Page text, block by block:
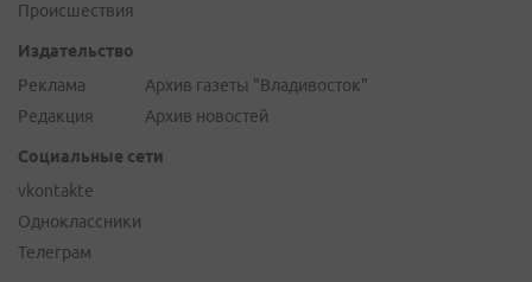
Происшествия
Издательство
Реклама
Редакция
Архив газеты "Владивосток"
Архив новостей
Социальные сети
vkontakte
Одноклассники
Телеграм